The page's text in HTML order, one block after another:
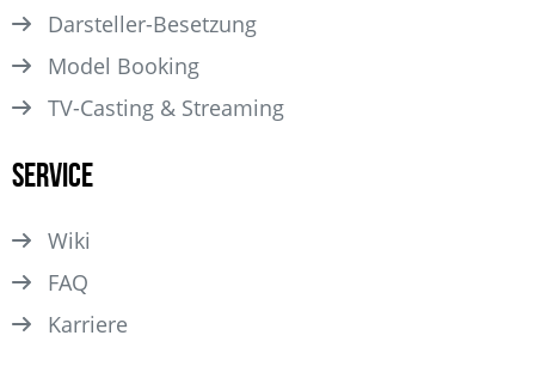
Darsteller­-Besetzung
Model Booking
TV-Casting & Streaming
Service
Wiki
FAQ
Karriere